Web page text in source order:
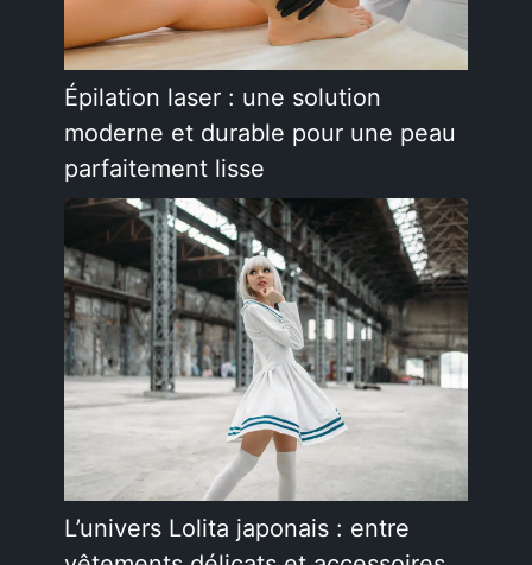
Épilation laser : une solution
moderne et durable pour une peau
parfaitement lisse
L’univers Lolita japonais : entre